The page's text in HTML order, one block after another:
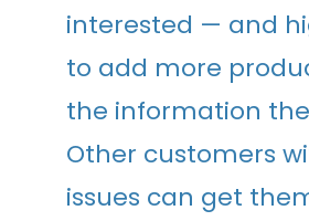
interested — and
to add more
the information
Other customers
issues can get